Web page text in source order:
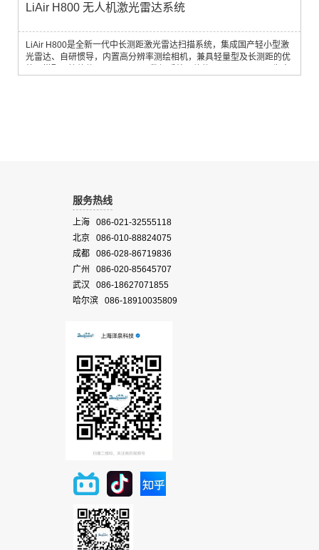
LiAir H800 无人机激光雷达系统
LiAir H800是全新一代中长测距激光雷达扫描系统，集成国产轻小型激
光雷达、自研惯导，内置高分辨率测绘相机，兼具轻量型及长测距的优
服务热线
上海 086-021-32555118
北京 086-010-88824075
成都 086-028-86719836
广州 086-020-85645707
武汉 086-18627071855
哈尔滨 086-18910035809